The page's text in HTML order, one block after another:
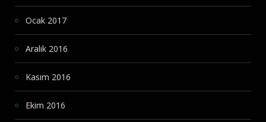
Ocak 2017
Aralık 2016
Kasım 2016
Ekim 2016